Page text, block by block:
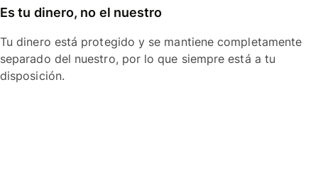
Es tu dinero, no el nuestro
Tu dinero está protegido y se mantiene completamente
separado del nuestro, por lo que siempre está a tu
disposición.